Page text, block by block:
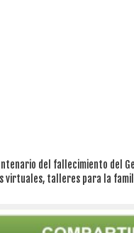
del fallecimiento del
virtuales, talleres para la